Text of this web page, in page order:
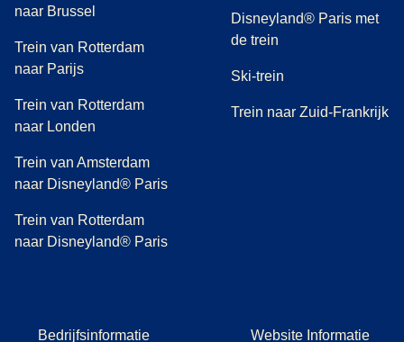
naar Brussel
Trein van Rotterdam
naar Parijs
Trein van Rotterdam
naar Londen
Trein van Amsterdam
naar Disneyland® Paris
Trein van Rotterdam
naar Disneyland® Paris
Disneyland® Paris met
de trein
Ski-trein
Trein naar Zuid-Frankrijk
Bedrijfsinformatie Website Informatie